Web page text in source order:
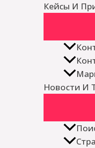
Кейсы И
Новости И